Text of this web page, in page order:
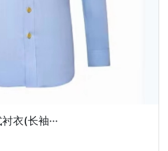
衣(长袖···